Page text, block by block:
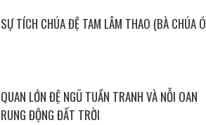
SỰ TÍCH CHÚA ĐỆ TAM LÂM THAO (BÀ CHÚA
QUAN LỚN ĐỆ NGŨ TUẦN TRANH VÀ NỖI OAN
RUNG ĐỘNG ĐẤT TRỜI